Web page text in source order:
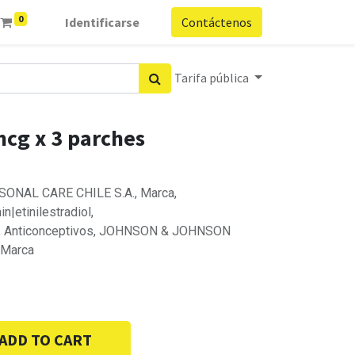
0 Identificarse Contáctenos
Tarifa pública
x 3 parches
CARE CHILE S.A., Marca,
JOHNSON & JOHNSON
TO CART